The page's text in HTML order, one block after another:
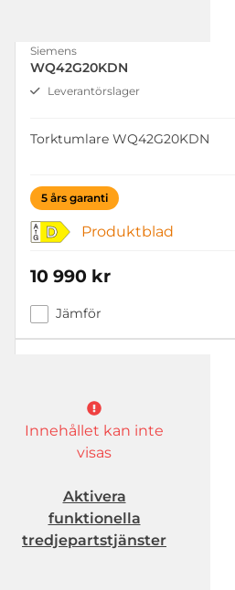
Siemens
WQ42G20KDN
Leverantörslager
Torktumlare WQ42G20KDN
5 års garanti
D Produktblad
10 990 kr
Jämför
Innehållet kan inte
visas
Aktivera
funktionella
tredjepartstjänster